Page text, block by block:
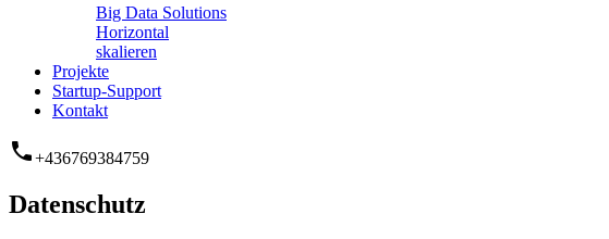
Big Data Solutions
Horizontal
skalieren
Projekte
Startup-Support
Kontakt
phone+436769384759
Datenschutz